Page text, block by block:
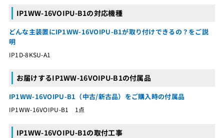
IP1WW-16VOIPU-B1の対応機種
どんな主装置にIP1WW-16VOIPU-B1が取り付けできるの？をご説
明
IP1D-8KSU-A1
お届けするIP1WW-16VOIPU-B1の付属品
IP1WW-16VOIPU-B1（中古/新古品）をご購入時の付属品
IP1WW-16VOIPU-B1 1点
IP1WW-16VOIPU-B1の取付工事